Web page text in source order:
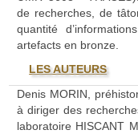
de recherches, de
quantité
artefacts en bronze.
LES AUTEURS
Denis MORIN,
à diriger des
laboratoire HISCANT